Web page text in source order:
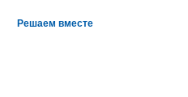
Решаем вместе